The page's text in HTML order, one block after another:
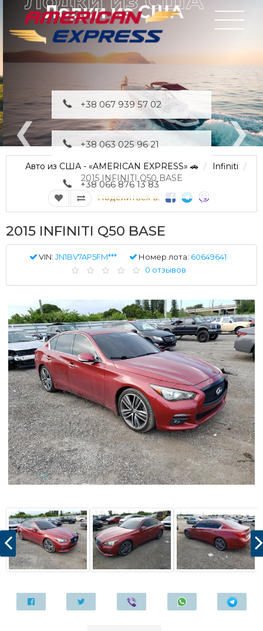
Лодки из США
+38 067 939 57 02
+38 063 025 96 21
+38 066 876 13 83
Авто из США - «AMERICAN EXPRESS» 🚗
Infiniti
2015 INFINITI Q50 BASE
Поделиться в:
2015 INFINITI Q50 BASE
VIN: JN1BV7AP5FM*** Номер лота: 60649641
0 отзывов